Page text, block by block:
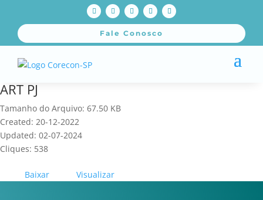
Fale Conosco
ART PJ
Tamanho do Arquivo: 67.50 KB
Created: 20-12-2022
Updated: 02-07-2024
Cliques: 538
Baixar Visualizar